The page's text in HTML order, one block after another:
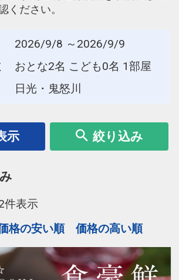
ください。
2026/9/8 ～2026/9/9
おとな2名 こども0名 1部屋
日光・鬼怒川
示 絞り込み
件表示
格の安い順 価格の高い順